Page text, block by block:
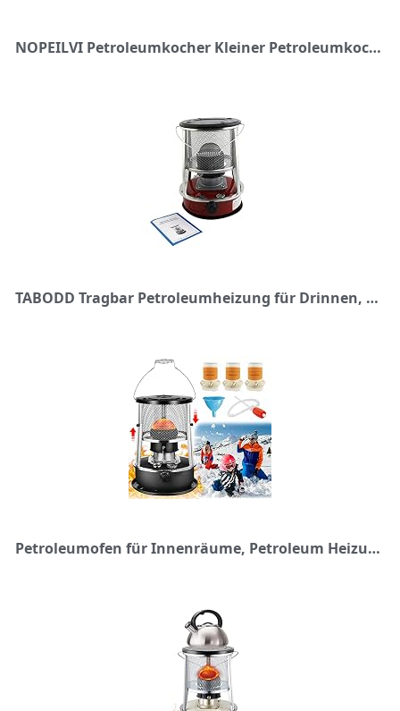
NOPEILVI Petroleumkocher Kleiner Petroleumkocher Einstellbare Feuerkraft Wasserkocher Outdoor-Kocher Camping-Ölheizungen Petroleumkocher, Petroleumkocher, Petroleumheizung
TABODD Tragbar Petroleumheizung für Drinnen, 3000W 9000 BTU/H Kerosin-Konvektionsheizung Heizung 4.5L Mobile Heizung ohne Strom Petroleumkocher für Campen und Wandern
Petroleumofen für Innenräume, Petroleum Heizung, Tragbarer Petroliumheizer, 2600 W Leistungsheizung, 360 ° Surround-Heizung,für Camping Zeltheizung Kochen (3 * Docht) -- 4.5L-Schwarz2